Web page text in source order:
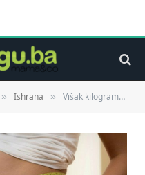
» Ishrana » Višak kilograma u trudnoći